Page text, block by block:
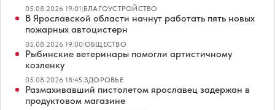
05.08.2026 19:01|БЛАГОУСТРОЙСТВО
В Ярославской области начнут работать пять новых
пожарных автоцистерн
05.08.2026 19:00|ОБЩЕСТВО
Рыбинские ветеринары помогли артистичному
козленку
05.08.2026 18:45|ЗДОРОВЬЕ
Размахивавший пистолетом ярославец задержан в
продуктовом магазине